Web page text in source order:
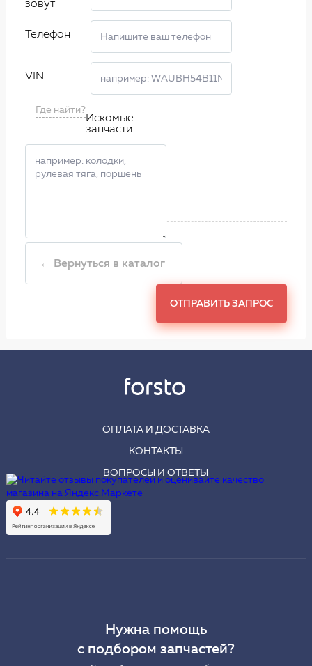
зовут
Телефон
VIN
Где найти?
Искомые
запчасти
← Вернуться в каталог
ОТПРАВИТЬ ЗАПРОС
ОПЛАТА И ДОСТАВКА
КОНТАКТЫ
ВОПРОСЫ И ОТВЕТЫ
Нужна помощь
с подбором запчастей?